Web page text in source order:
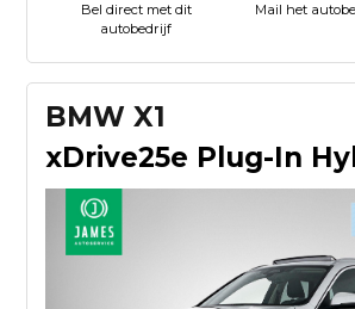
Bel direct met dit
autobedrijf
Mail het
BMW X1